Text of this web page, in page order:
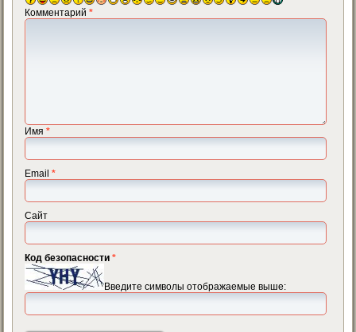
Комментарий*
Имя*
Email*
Сайт
Код безопасности*
Введите символы отображаемые выше: